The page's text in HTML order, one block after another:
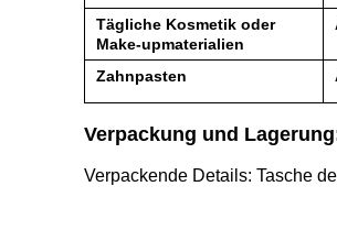
Tägliche Kosmetik oder
Make-upmaterialien
Zahnpasten
Verpackung und
Verpackende Details: Tasche